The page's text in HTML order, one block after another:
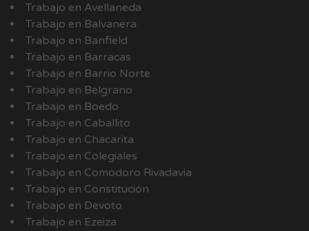
Trabajo en Avellaneda
Trabajo en Balvanera
Trabajo en Banfield
Trabajo en Barracas
Trabajo en Barrio Norte
Trabajo en Belgrano
Trabajo en Boedo
Trabajo en Caballito
Trabajo en Chacarita
Trabajo en Colegiales
Trabajo en Comodoro Rivadavia
Trabajo en Constitución
Trabajo en Devoto
Trabajo en Ezeiza